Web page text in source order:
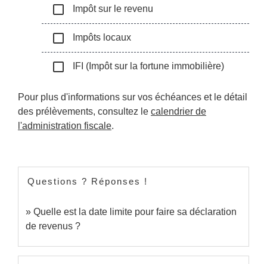
check_box_outline_blank Impôt sur le revenu
check_box_outline_blank Impôts locaux
check_box_outline_blank IFI (Impôt sur la fortune immobilière)
Pour plus d'informations sur vos échéances et le détail
des prélèvements, consultez le calendrier de
l'administration fiscale.
Questions ? Réponses !
Quelle est la date limite pour faire sa déclaration
de revenus ?